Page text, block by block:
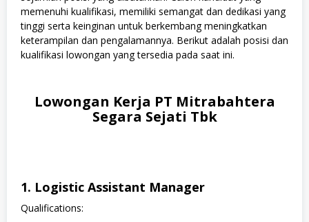
memenuhi kualifikasi, memiliki semangat dan dedikasi yang
tinggi serta keinginan untuk berkembang meningkatkan
keterampilan dan pengalamannya. Berikut adalah posisi dan
kualifikasi lowongan yang tersedia pada saat ini.
Lowongan Kerja PT Mitrabahtera
Segara Sejati Tbk
1. Logistic Assistant Manager
Qualifications: